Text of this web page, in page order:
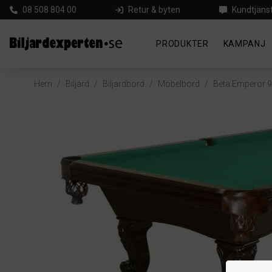
08 508 804 00 Retur & byten
PRODUKTER KAMPANJ
Hem / Biljard / Biljardbord / Möbelbord / Beta Emperor